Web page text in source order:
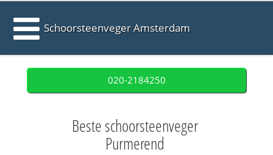
Schoorsteenveger Amsterdam
020-2184250
Beste schoorsteenveger
Purmerend